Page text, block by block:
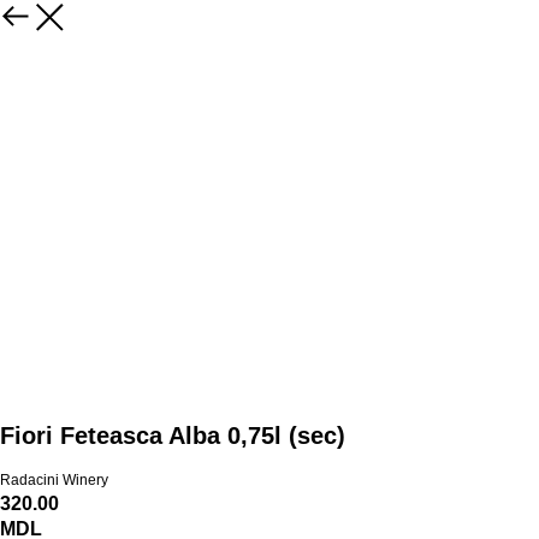
Fiori Feteasca Alba 0,75l (sec)
Radacini Winery
320.00
MDL